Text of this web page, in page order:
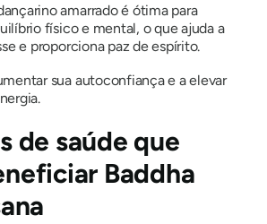
amarrado é ótima para
físico e mental, o que ajuda a
e proporciona paz de espírito.
sua autoconfiança e a elevar
de saúde que
Baddha